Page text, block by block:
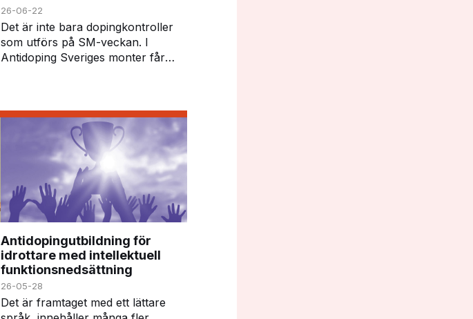
26-06-22
Det är inte bara dopingkontroller
som utförs på SM-veckan. I
Antidoping Sveriges monter får
får deltagar…
Antidopingutbildning för
idrottare med intellektuell
funktionsnedsättning
26-05-28
Det är framtaget med ett lättare